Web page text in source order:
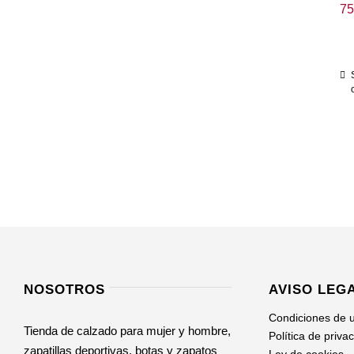
NOSOTROS
Tienda de calzado para mujer y hombre,
zapatillas deportivas, botas y zapatos
AVISO
Condiciones de
Política de